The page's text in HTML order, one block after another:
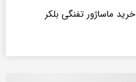
خرید ماساژور تفنگی بلکر